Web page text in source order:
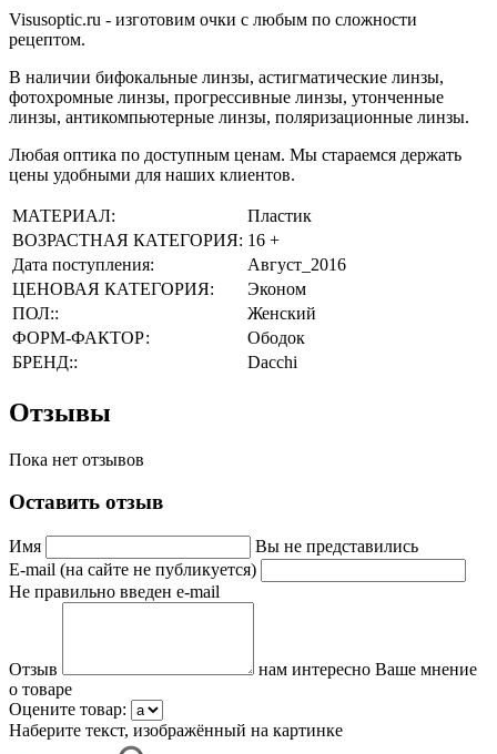
Visusoptic.ru - изготовим очки с любым по сложности
рецептом.
В наличии бифокальные линзы, астигматические линзы,
фотохромные линзы, прогрессивные линзы, утонченные
линзы, антикомпьютерные линзы, поляризационные линзы.
Любая оптика по доступным ценам. Мы стараемся держать
цены удобными для наших клиентов.
МАТЕРИАЛ:
Пластик
ВОЗРАСТНАЯ КАТЕГОРИЯ: 16 +
Дата поступления:
Август_2016
ЦЕНОВАЯ КАТЕГОРИЯ:
Эконом
ПОЛ::
Женский
ФОРМ-ФАКТОР:
Ободок
БРЕНД::
Dacchi
Отзывы
Пока нет отзывов
Оставить отзыв
Имя
Вы не представились
E-mail (на сайте не публикуется)
Не правильно введен e-mail
Отзыв
нам интересно Ваше мнение
о товаре
Оцените товар:
Наберите текст, изображённый на картинке